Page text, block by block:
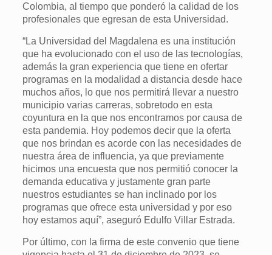
Colombia, al tiempo que ponderó la calidad de los
profesionales que egresan de esta Universidad.
“La Universidad del Magdalena es una institución
que ha evolucionado con el uso de las tecnologías,
además la gran experiencia que tiene en ofertar
programas en la modalidad a distancia desde hace
muchos años, lo que nos permitirá llevar a nuestro
municipio varias carreras, sobretodo en esta
coyuntura en la que nos encontramos por causa de
esta pandemia. Hoy podemos decir que la oferta
que nos brindan es acorde con las necesidades de
nuestra área de influencia, ya que previamente
hicimos una encuesta que nos permitió conocer la
demanda educativa y justamente gran parte
nuestros estudiantes se han inclinado por los
programas que ofrece esta universidad y por eso
hoy estamos aquí”, aseguró Edulfo Villar Estrada.
Por último, con la firma de este convenio que tiene